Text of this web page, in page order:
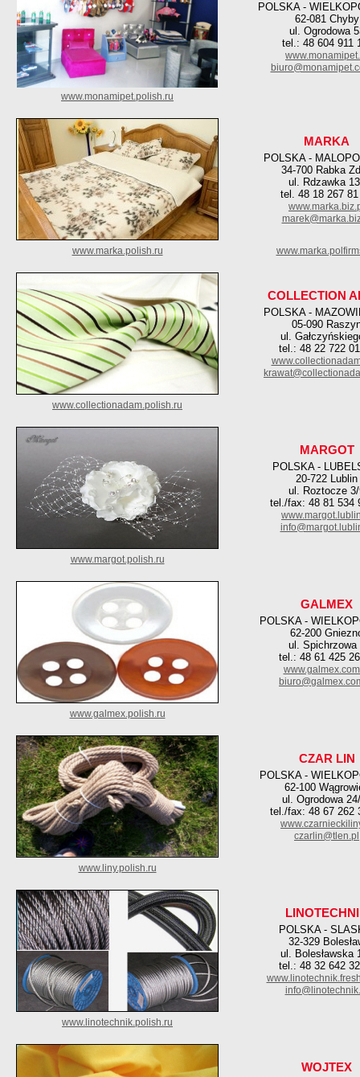
POLSKA -
62-081 Chyby
ul. Ogrodowa
tel.: 48 604 911
www.monamipet.polish.ru
MARKA
POLSKA -
34-700 Rabka
ul. Rdzawka
tel. 48 18 267
www.marka.polish.ru
COLLECTION
POLSKA -
05-090
ul.
tel.: 48 22 722
www.collectionadam.polish.ru
MARGOT
POLSKA -
20-722 Lublin
ul. Roztocze
tel./fax: 48 81 534
www.margot.polish.ru
GALMEX
POLSKA -
62-200
ul. Spichrzowa
tel.: 48 61 425
www.galmex.polish.ru
CZAR LIN
POLSKA -
62-100
ul. Ogrodowa
tel./fax: 48 67 262
czarlin@tlen.pl
www.liny.polish.ru
POLSKA -
32-329
ul. Bolesławska
tel.: 48 32 642
www.linotechnik.polish.ru
WOJTEX